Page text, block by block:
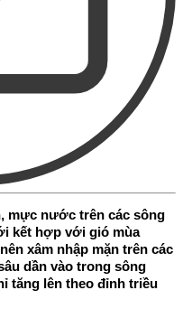
mực nước trên các sông
kết hợp với gió mùa
xâm nhập mặn trên các
dần vào trong sông
tăng lên theo đỉnh triều